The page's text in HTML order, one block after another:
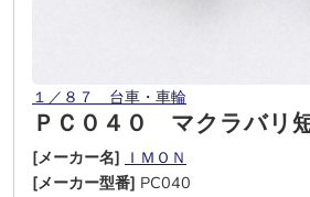
１／８７ 台車・車輪
ＰＣ０４０ マクラバリ
[メーカー名] ＩＭＯＮ
[メーカー型番] PC040